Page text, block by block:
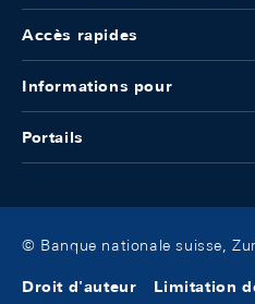
Accès rapides
Informations pour
Portails
© Banque nationale suisse,
Droit d'auteur Limitation